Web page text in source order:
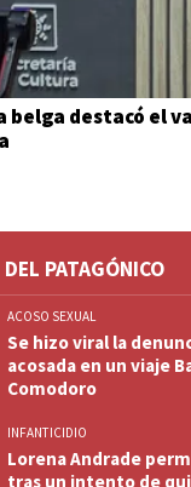
belga destacó el
PATAGÓNICO
ACOSO SEXUAL
Se hizo viral la
acosada en un viaje
Comodoro
INFANTICIDIO
Lorena Andrade
tras un intento de